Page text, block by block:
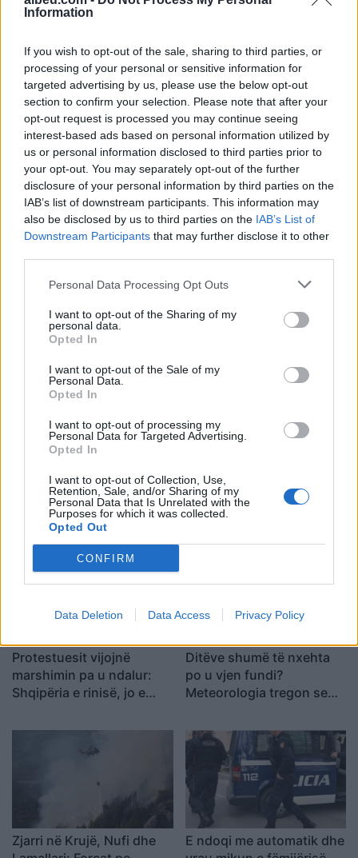
Information
If you wish to opt-out of the sale, sharing to third parties, or
processing of your personal or sensitive information for
targeted advertising by us, please use the below opt-out
section to confirm your selection. Please note that after your
opt-out request is processed you may continue seeing
interest-based ads based on personal information utilized by
us or personal information disclosed to third parties prior to
your opt-out. You may separately opt-out of the further
disclosure of your personal information by third parties on the
IAB’s list of downstream participants. This information may
also be disclosed by us to third parties on the IAB’s List of
Downstream Participants that may further disclose it to other
Personal Data Processing Opt Outs
I want to opt-out of the Sharing of my
personal data.
Opted In
I want to opt-out of the Sale of my
Personal Data.
Opted In
I want to opt-out of processing my
Personal Data for Targeted Advertising.
Opted In
I want to opt-out of Collection, Use,
Retention, Sale, and/or Sharing of my
Personal Data that Is Unrelated with the
Purposes for which it was collected.
Opted Out
CONFIRM
Data Deletion Data Access Privacy Policy
Shtuarmë 26.04.2025 10:09
Zjarri masiv që përfshiu
Krujën duke shkrumbuar
sipërfaqe të mëdha/
Rama: Shmangëm një
Sot dita e 71 e revoltës/
Qytetaret nuk heqin dorë,
kërkojnë ndryshim të
Pas dy vitesh në kërkim
për dosjen e inceneratorit
të Tiranës, arrestohet
Renardo Nallbani në
Palasë
Përfundon pas 4 orësh
protesta kundër klasës
politike: “Nesër më
Protestuesit vijojnë
marshimin pa u ndalur:
Shqipëria e rinisë, jo e
Ditëve shumë të nxehta
po u vjen fundi?
Meteorologia tregon se
temperaturave
Zjarri në Krujë, Nufi dhe
E ndoqi me automatik dhe